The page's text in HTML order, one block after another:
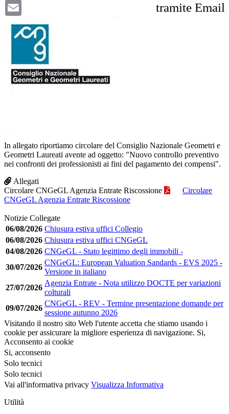
tramite Email
In allegato riportiamo circolare del Consiglio Nazionale Geometri e
Geometri Laureati avente ad oggetto: "Nuovo controllo preventivo
nei confronti dei professionisti ai fini del pagamento dei compensi".
Allegati
Circolare CNGeGL Agenzia Entrate Riscossione
Circolare
CNGeGL Agenzia Entrate Riscossione
Notizie Collegate
06/08/2026 Chiusura estiva uffici Collegio
06/08/2026 Chiusura estiva uffici CNGeGL
04/08/2026 CNGeGL - Stato legittimo degli immobili -
30/07/2026
CNGeGL: European Valuation Sandards - EVS 2025 -
Versione in italiano
27/07/2026
Agenzia Entrate - Nota utilizzo DOCTE per variazioni
colturali
09/07/2026
CNGeGL - REV - Termine presentazione domande per
sessione autunno 2026
Visitando il nostro sito Web l'utente accetta che stiamo usando i
cookie per assicurare la migliore esperienza di navigazione. Si,
Acconsento ai cookie
Si, acconsento
Solo tecnici
Solo tecnici
Vai all'informativa privacy Visualizza Informativa
Utilità